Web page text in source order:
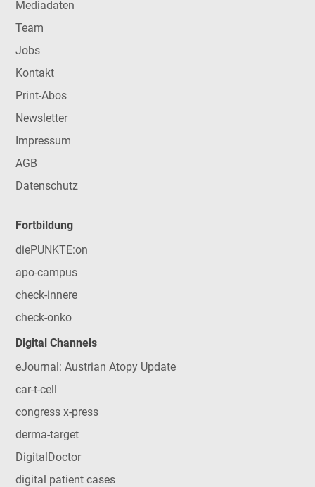
Mediadaten
Team
Jobs
Kontakt
Print-Abos
Newsletter
Impressum
AGB
Datenschutz
Fortbildung
diePUNKTE:on
apo-campus
check-innere
check-onko
Digital Channels
eJournal: Austrian Atopy Update
car-t-cell
congress x-press
derma-target
DigitalDoctor
digital patient cases